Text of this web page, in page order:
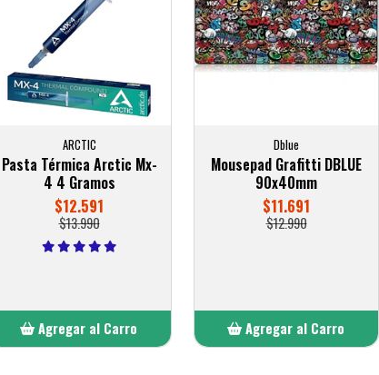
ARCTIC
Pasta Térmica Arctic Mx-
4 4 Gramos
$12.591
$13.990
Agregar al Carro
Dblue
Mousepad Grafitti DBLUE
90x40mm
$11.691
$12.990
Agregar al Carro